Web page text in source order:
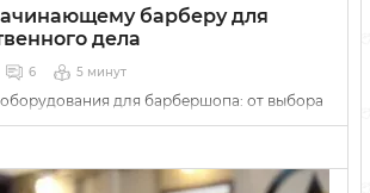
барберу для
дела
6 5 минут
для барбершопа: от выбора
стерилизации и создания атмосферы